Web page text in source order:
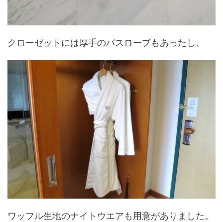
クローゼットには厚手のバスローブもあったし、
ワッフル生地のナイトウエアも用意がありました。